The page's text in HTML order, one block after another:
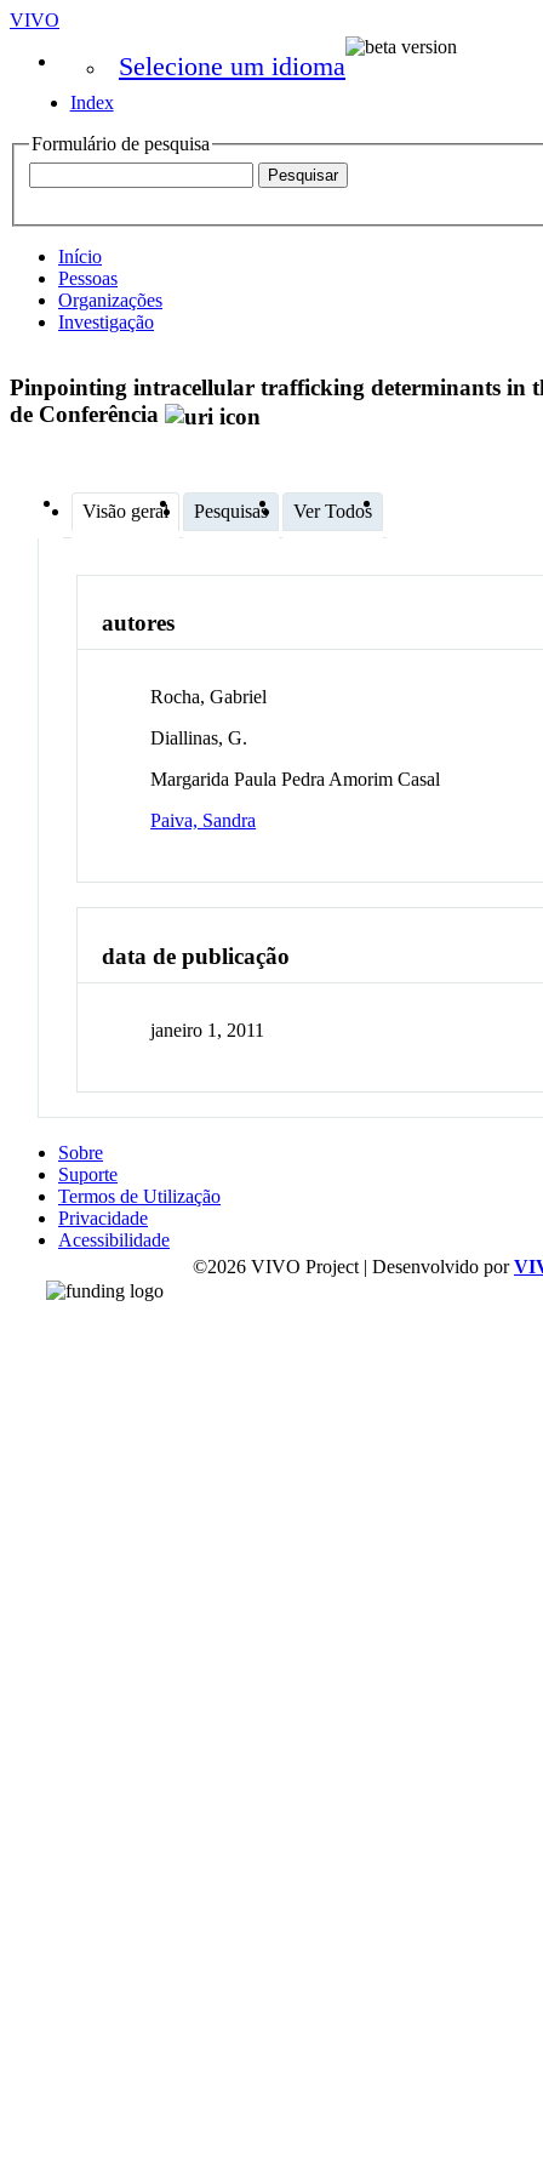
VIVO
Selecione um idioma
Index
Formulário de pesquisa
Início
Pessoas
Organizações
Investigação
Pinpointing intracellular trafficking determinants in
de Conferência
Visão geral Pesquisas Ver Todos
autores
Rocha, Gabriel
Diallinas, G.
Margarida Paula Pedra Amorim Casal
Paiva, Sandra
data de publicação
janeiro 1, 2011
Sobre
Suporte
Termos de Utilização
Privacidade
Acessibilidade
©2026 VIVO Project | Desenvolvido por